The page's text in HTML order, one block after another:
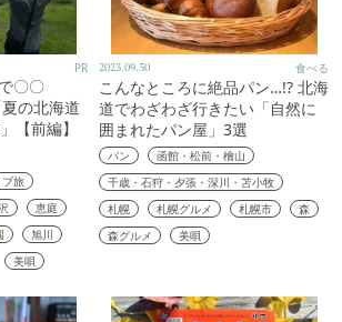
PR
〇〇
の北海道
【前編】
旅
恵庭
旭川
美唄
2023.09.30 食べる
こんなところに絶品パン…!? 北海
道でわざわざ行きたい「自然に
囲まれたパン屋」3選
パン
函館・松前・檜山
千歳・石狩・夕張・深川・苫小牧
札幌
札幌グルメ 札幌市
森
森グルメ
美唄